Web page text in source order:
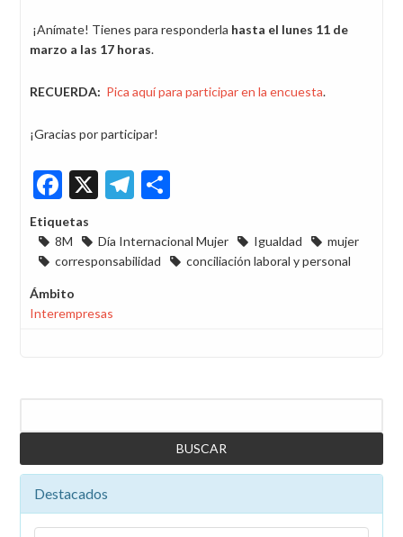
¡Anímate! Tienes para responderla hasta el lunes 11 de
marzo a las 17 horas.
RECUERDA: Pica aquí para participar en la encuesta.
¡Gracias por participar!
Facebook
X Telegram
Etiquetas
8M
Día Internacional Mujer Igualdad
mujer
corresponsabilidad
conciliación laboral y personal
Ámbito
Interempresas
Destacados